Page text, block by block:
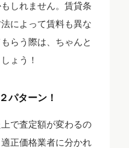
しれません。賃貸条
によって賃料も異な
らう際は、ちゃんと
ょう！
パターン！
で査定額が変わるの
正価格業者に分かれ